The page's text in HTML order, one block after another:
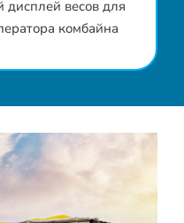
весов для
комбайна